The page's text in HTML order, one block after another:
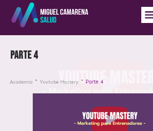
Parte 4
Academia Youtube Mastery Parte 4